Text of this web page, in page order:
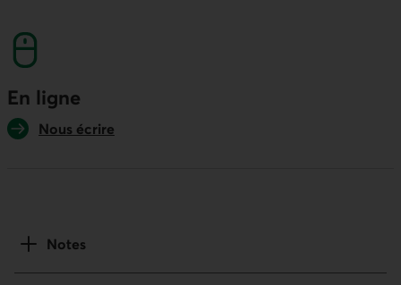
En ligne
Nous écrire
Notes